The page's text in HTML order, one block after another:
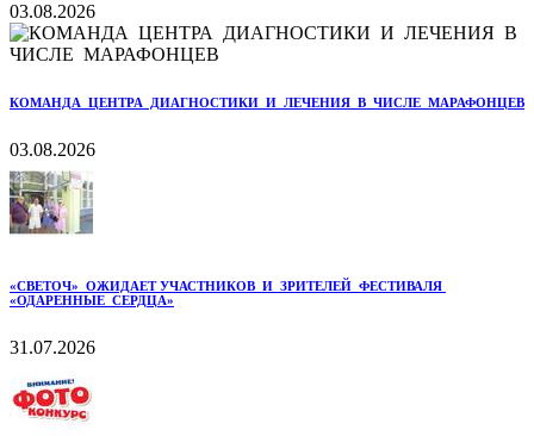
03.08.2026
КОМАНДА ЦЕНТРА ДИАГНОСТИКИ И ЛЕЧЕНИЯ В ЧИСЛЕ МАРАФОНЦЕВ
03.08.2026
«СВЕТОЧ» ОЖИДАЕТ УЧАСТНИКОВ И ЗРИТЕЛЕЙ ФЕСТИВАЛЯ
«ОДАРЕННЫЕ СЕРДЦА»
31.07.2026